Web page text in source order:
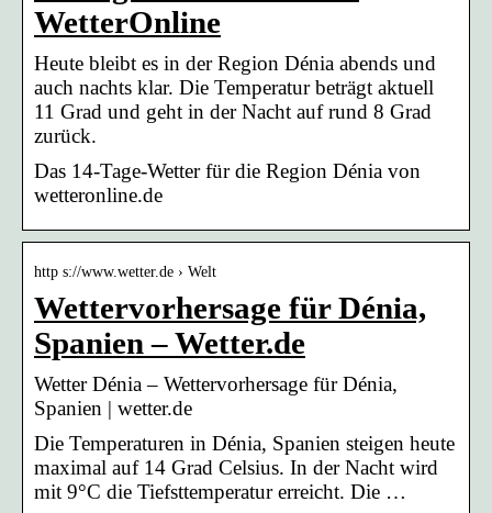
WetterOnline
Heute bleibt es in der Region Dénia abends und
auch nachts klar. Die Temperatur beträgt aktuell
11 Grad und geht in der Nacht auf rund 8 Grad
zurück.
Das 14-Tage-Wetter für die Region Dénia von
wetteronline.de
http s://www.wetter.de › Welt
Wettervorhersage für Dénia,
Spanien – Wetter.de
Wetter Dénia – Wettervorhersage für Dénia,
Spanien | wetter.de
Die Temperaturen in Dénia, Spanien steigen heute
maximal auf 14 Grad Celsius. In der Nacht wird
mit 9°C die Tiefsttemperatur erreicht. Die …